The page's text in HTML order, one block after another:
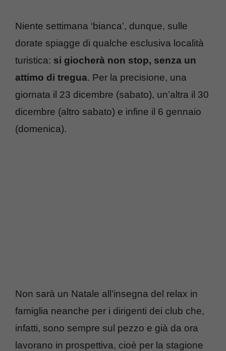
Niente settimana ‘bianca’, dunque, sulle
dorate spiagge di qualche esclusiva località
turistica: si giocherà non stop, senza un
attimo di tregua. Per la precisione, una
giornata il 23 dicembre (sabato), un’altra il 30
dicembre (altro sabato) e infine il 6 gennaio
(domenica).
Non sarà un Natale all’insegna del relax in
famiglia neanche per i dirigenti dei club che,
infatti, sono sempre sul pezzo e già da ora
lavorano in prospettiva, cioè per la stagione